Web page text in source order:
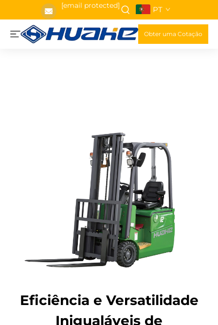
[email protected] PT
Obter uma Cotação
Eficiência e Versatilidade
Inigualáveis de